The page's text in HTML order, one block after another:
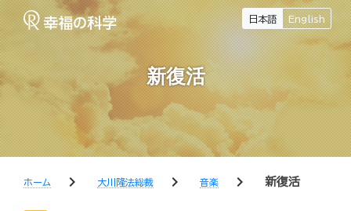
日本語 English
新復活
ホーム chevron_right 大川隆法総裁 chevron_right 音楽 chevron_right 新復活